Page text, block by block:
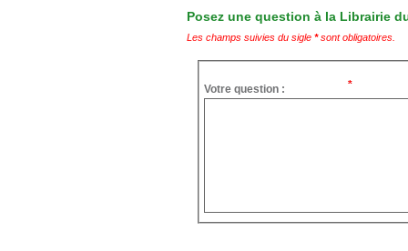
Posez une question à la Librairie
Les champs suivies du sigle *sont obligatoires.
Votre question :